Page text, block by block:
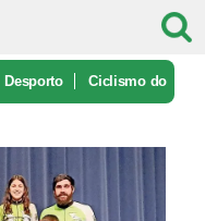
Desporto Ciclismo do